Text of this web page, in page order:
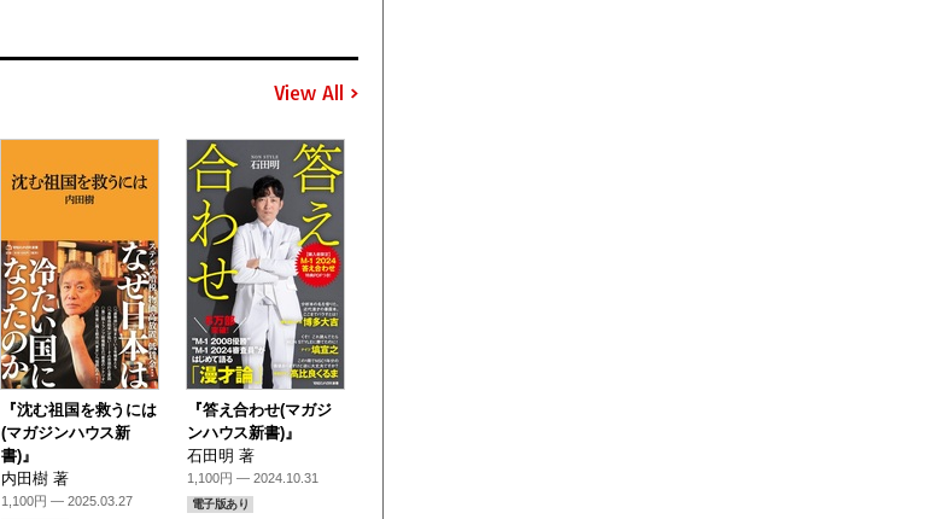
View All
『沈む祖国を救うには
(マガジンハウス新
書)』
内田樹 著
1,100円 — 2025.03.27
『答え合わせ(マガジ
ンハウス新書)』
石田明 著
1,100円 — 2024.10.31
電子版あり